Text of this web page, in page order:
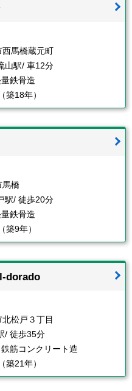
馬橋蔵元町
山駅/ 車12分
鉄骨造
築18年）
馬橋
駅/ 徒歩20分
鉄骨造
築9年）
dorado
松戸３丁目
/ 徒歩35分
筋コンクリート造
築21年）